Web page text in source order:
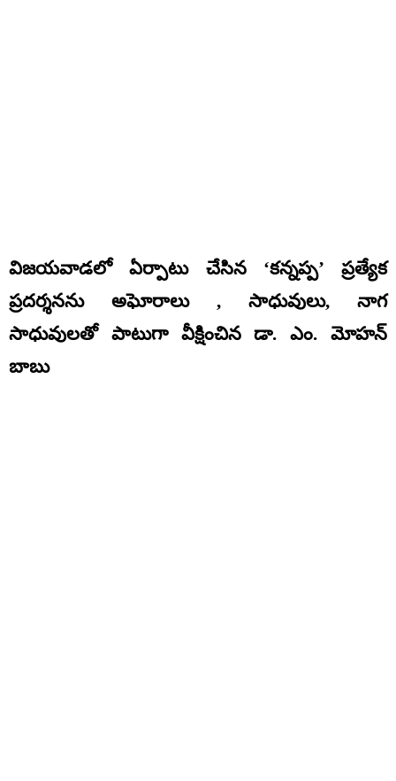
విజయవాడలో ఏర్పాటు చేసిన ‘కన్నప్ప’ ప్రత్యేక
ప్రదర్శనను అఘోరాలు , సాధువులు, నాగ
సాధువులతో పాటుగా వీక్షించిన డా. ఎం. మోహన్
బాబు